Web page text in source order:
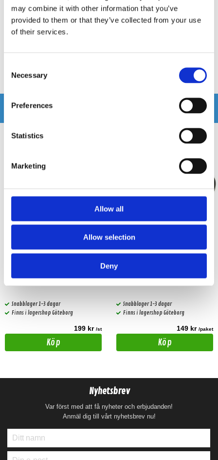
may combine it with other information that you’ve
provided to them or that they’ve collected from your use
of their services.
Selection
Necessary
Preferences
Statistics
Marketing
Allow all
Allow selection
Deny
Högtalar-galler för 6x9"
Snabblager 1-3 dagar
Galler för 10" HED Subwoofer
Andra köpte även
Snabblager 1-3 dagar
Finns i lagershop Göteborg
199 kr /st
Köp
Snabblager 1-3 dagar
Finns i lagershop Göteborg
149 kr /paket
Köp
Nyhetsbrev
Var först med att få nyheter och erbjudanden!
Anmäl dig till vårt nyhetsbrev nu!